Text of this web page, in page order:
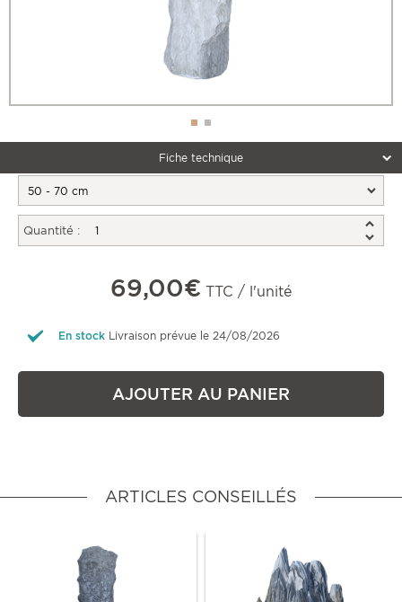
Fiche technique
Quantité :
69,00€ TTC / l'unité
En stock Livraison prévue le 24/08/2026
AJOUTER AU PANIER
ARTICLES CONSEILLÉS